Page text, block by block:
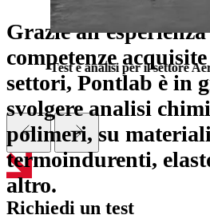
Grazie all'esperienza
competenze
settori, Pontlab è in
svolgere analisi
polimeri, su
termoindurenti,
altro.
Test e analisi per il settore
Richiedi un test